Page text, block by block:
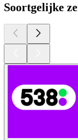
Soortgelijke